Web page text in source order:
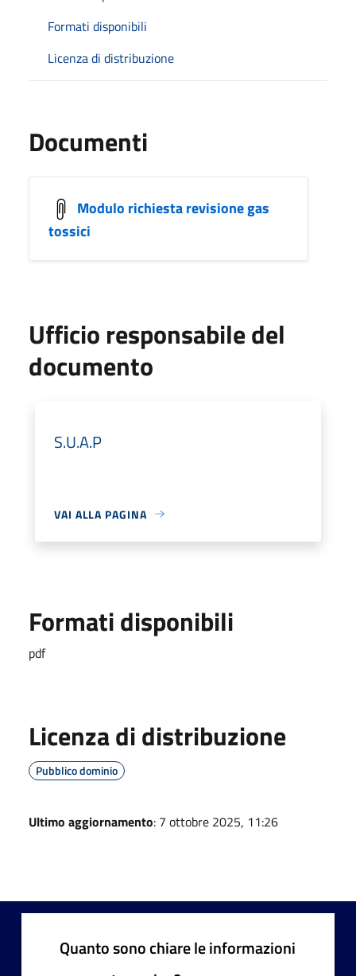
Formati disponibili
Licenza di distribuzione
Documenti
Modulo richiesta revisione gas
tossici
Ufficio responsabile del
documento
S.U.A.P
VAI ALLA PAGINA
Formati disponibili
pdf
Licenza di distribuzione
Pubblico dominio
Ultimo aggiornamento: 7 ottobre 2025, 11:26
Quanto sono chiare le informazioni